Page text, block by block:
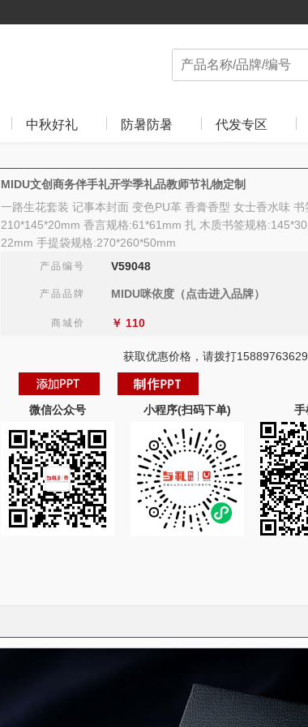
中秋好礼 防暑防暑 代发专区
MIDU文创商务伴手礼开学季礼品教师节礼物定制
一路生花套装 记事本封面 变色PU革 香膏香型 女士香水味
210*145*20mm 香言规格:61*61mm 扎 木质书签规格
22mm 手提袋规格:270*260*50mm
产品编号 V59048
产品品牌 MIDU咪依度（点击进入品牌）
商城价 ￥ 110
获取优惠价格，请拨打15889763629
微信公众号 小程序(扫码下单) 手